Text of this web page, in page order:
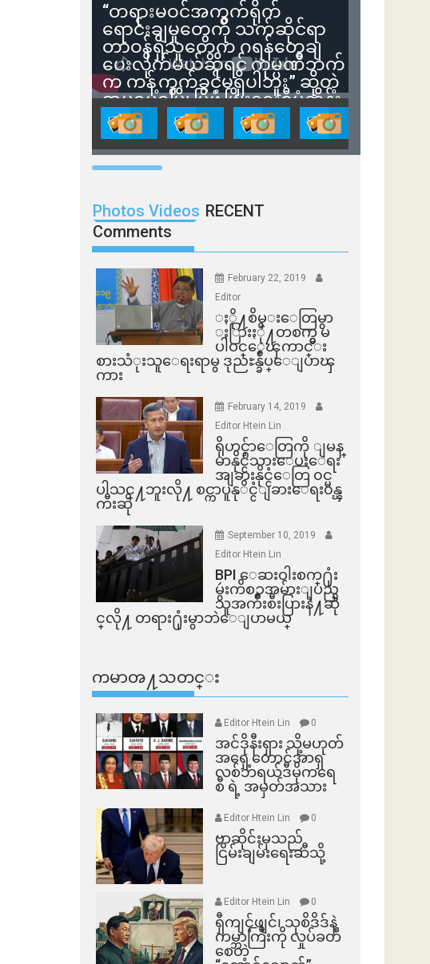
“တရားမဝင်အကွက်ရိုက်
ရောင်းချမှုတွေကို သက်ဆိုင်ရာ
တာဝန်ရှိသူတွေက ဂရန်တွေချ
ပေးလိုက်မယ်ဆိုရင် ကုမ္ပဏီဘက်
က ကန့်ကွက်ခွင့်မရှိပါဘူး” ဆိုတဲ့
အမရပူရမြို့ပြဖွံ့ဖြိုးရေးစီမံကိန်း
ဒါရိုက်တာ ဦးဇော်ရဲဝင်းနဲ့ တွေ့ဆုံ
ခြင်း
Photos Videos RECENT
Comments
February 22, 2019
Editor
ႏို႔စိမ္းေတြမွာ
ႏြားႏို႔တစက္မွ မ
ပါဝင္ေၾကာင္း
စားသံုးသူေရးရာမွ ဒုညႊန္ခ်ဳပ္ေျပာၾ
ကား
February 14, 2019
Editor Htein Lin
ရိုဟင္ဂ်ာေတြကို ျမန္
မာနိုင္ငံသားေပးေရး
အျခားနိုင္ငံေတြ ၀င္မ
ပါသင္႔ဘူးလို႔ စင္ကာပူနုိင္ငံျခားေရး၀န္ၾ
ကီးဆို
September 10, 2019
Editor Htein Lin
BPI ​ေဆးဝါးစက္​႐ုံး
မွဴးကိစၥအမ်ားျပည္​
သူအက်ိဳးစီးပြားနဲ႔ဆို
င္​လို႔ တရား႐ုံးမွာဘဲေျပာမယ္​
ကမာၻ႔သတင္း
Editor Htein Lin 0
အင်ဒိုနီးရှား သို့မဟုတ်
အရှေ့တောင်အာရှ
လစ်ဘရယ်ဒီမိုကရေ
စီ ရဲ့ အမှတ်အသား
Editor Htein Lin 0
ဗာဆိုင်းမှသည်
ငြိမ်းချမ်းရေးဆီသို့
Editor Htein Lin 0
ရှီကျင့်ဖျင်၊ သုစိဒိဒ်နဲ့
ကမ္ဘာကြီးကို လှုပ်ခတ်
စေတဲ့